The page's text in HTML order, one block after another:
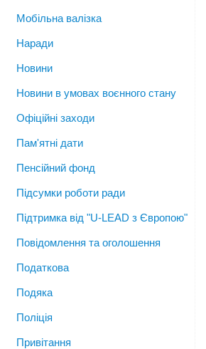
Мобільна валізка
Наради
Новини
Новини в умовах воєнного стану
Офіційні заходи
Пам'ятні дати
Пенсійний фонд
Підсумки роботи ради
Підтримка від "U-LEAD з Європою"
Повідомлення та оголошення
Податкова
Подяка
Поліція
Привітання